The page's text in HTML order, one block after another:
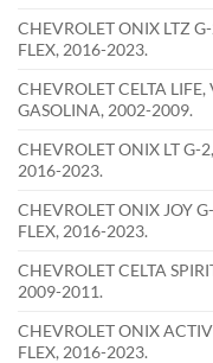
CHEVROLET ONIX LTZ
FLEX, 2016-2023.
CHEVROLET CELTA
GASOLINA, 2002-2009.
CHEVROLET ONIX LT G-
2016-2023.
CHEVROLET ONIX JOY
FLEX, 2016-2023.
CHEVROLET CELTA
2009-2011.
CHEVROLET ONIX
FLEX, 2016-2023.